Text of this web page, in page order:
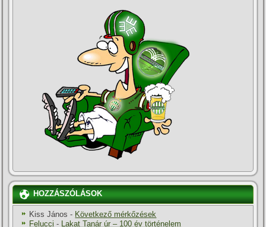
HOZZÁSZÓLÁSOK
Kiss János - Következő mérkőzések
Felucci - Lakat Tanár úr – 100 év történelem